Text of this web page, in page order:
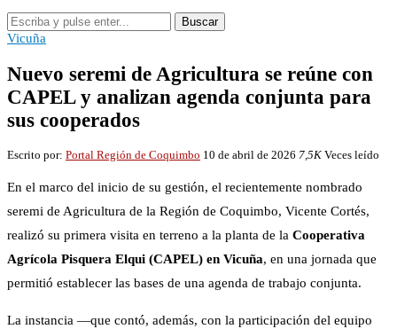
Buscar
Vicuña
Nuevo seremi de Agricultura se reúne con
CAPEL y analizan agenda conjunta para
sus cooperados
Escrito por: Portal Región de Coquimbo 10 de abril de 2026 7,5K Veces leído
En el marco del inicio de su gestión, el recientemente nombrado
seremi de Agricultura de la Región de Coquimbo, Vicente Cortés,
realizó su primera visita en terreno a la planta de la Cooperativa
Agrícola Pisquera Elqui (CAPEL) en Vicuña, en una jornada que
permitió establecer las bases de una agenda de trabajo conjunta.
La instancia —que contó, además, con la participación del equipo